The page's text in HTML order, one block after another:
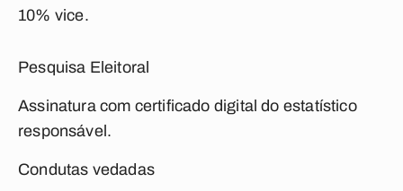
10% vice.
Pesquisa Eleitoral
Assinatura com certificado digital do estatístico
responsável.
Condutas vedadas